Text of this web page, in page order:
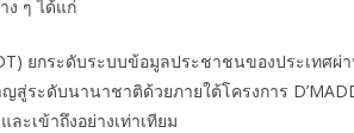
ง ๆ ได้แก่
ยกระดับระบบข้อมูลประชาชนของประเทศผ่
สู่ระดับนานาชาติด้วยภายใต้โครงการ
ะเข้าถึงอย่างเท่าเทียม